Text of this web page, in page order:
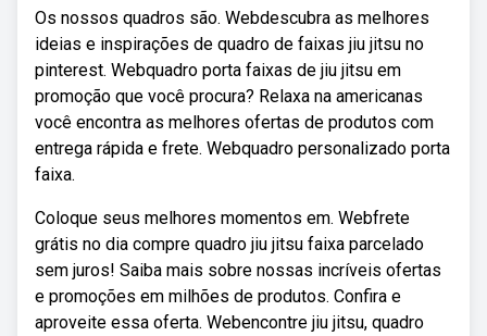
Os nossos quadros são. Webdescubra as melhores
ideias e inspirações de quadro de faixas jiu jitsu no
pinterest. Webquadro porta faixas de jiu jitsu em
promoção que você procura? Relaxa na americanas
você encontra as melhores ofertas de produtos com
entrega rápida e frete. Webquadro personalizado porta
faixa.
Coloque seus melhores momentos em. Webfrete
grátis no dia compre quadro jiu jitsu faixa parcelado
sem juros! Saiba mais sobre nossas incríveis ofertas
e promoções em milhões de produtos. Confira e
aproveite essa oferta. Webencontre jiu jitsu, quadro